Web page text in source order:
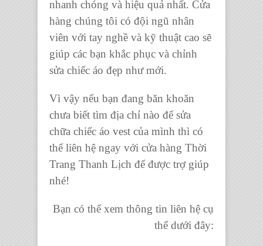
nhanh chóng và hiệu quả nhất. Cửa
hàng chúng tôi có đội ngũ nhân
viên với tay nghề và kỹ thuật cao sẽ
giúp các bạn khắc phục và chỉnh
sửa chiếc áo đẹp như mới.
Vì vậy nếu bạn đang băn khoăn
chưa biết tìm địa chỉ nào đểsửa
chữa chiếc áo vest của mình thì có
thể liên hệ ngay với cửa hàng Thời
Trang Thanh Lịch để được trợ giúp
nhé!
Bạn có thể xem thông tin liên hệ cụ
thể dưới đây: